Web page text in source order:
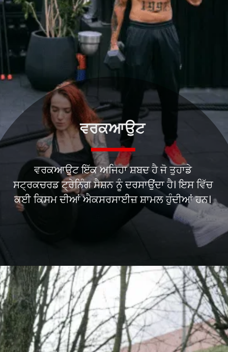
ਵਰਕਆਉਟ ਇੱਕ ਅਜਿਹਾ ਸ਼ਬਦ ਹੈ ਜੋ ਤੁਹਾਡੇ
ਸਟ੍ਰਕਚਰਡ ਟ੍ਰੇਨਿੰਗ ਸੈਸ਼ਨ ਨੂੰ ਦਰਸਾਉਂਦਾ ਹੈ। ਇਸ ਵਿੱਚ
ਵਰਕਆਉਟ